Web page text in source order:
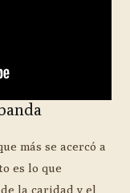
más se acercó a
es lo que
la caridad y el